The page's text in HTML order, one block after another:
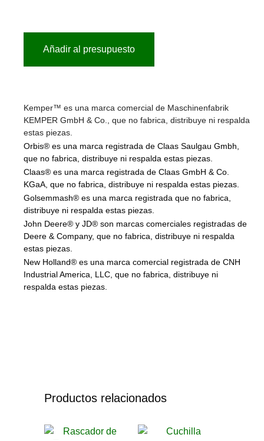
Añadir al presupuesto
Kemper™ es una marca comercial de Maschinenfabrik
KEMPER GmbH & Co., que no fabrica, distribuye ni respalda
estas piezas.
Orbis® es una marca registrada de Claas Saulgau Gmbh,
que no fabrica, distribuye ni respalda estas piezas.
Claas® es una marca registrada de Claas GmbH & Co.
KGaA, que no fabrica, distribuye ni respalda estas piezas.
Golsemmash® es una marca registrada que no fabrica,
distribuye ni respalda estas piezas.
John Deere® y JD® son marcas comerciales registradas de
Deere & Company, que no fabrica, distribuye ni respalda
estas piezas.
New Holland® es una marca comercial registrada de CNH
Industrial America, LLC, que no fabrica, distribuye ni
respalda estas piezas.
Productos relacionados